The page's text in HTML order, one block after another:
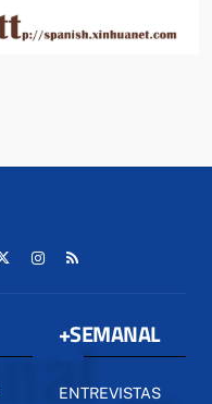
+SEMANAL
ENTREVISTAS